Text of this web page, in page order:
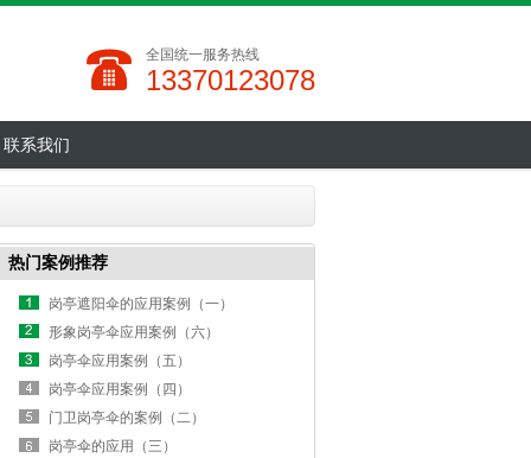
全国统一服务热线
13370123078
联系我们
热门案例推荐
岗亭遮阳伞的应用案例（一）
形象岗亭伞应用案例（六）
岗亭伞应用案例（五）
岗亭伞应用案例（四）
门卫岗亭伞的案例（二）
岗亭伞的应用（三）